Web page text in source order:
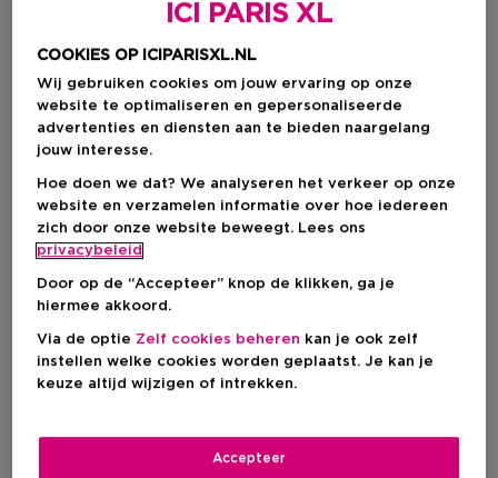
Levering aan huis
Op voorraad -
Ophalen in een winkel
Ophalen in een winkel nabij jou.
Selecteer een winkel
Korte beschrijving
Ingrediënt Vitamine B Vitamine E
ICI PARIS XL
COOKIES OP ICIPARISXL.NL
Wij gebruiken cookies om jouw ervaring op onze
website te optimaliseren en gepersonaliseerde
advertenties en diensten aan te bieden naargelang
jouw interesse.
Hoe doen we dat? We analyseren het verkeer op onze
website en verzamelen informatie over hoe iedereen
zich door onze website beweegt. Lees ons
privacybeleid
Door op de “Accepteer” knop de klikken, ga je
hiermee akkoord.
Via de optie Zelf cookies beheren kan je ook zelf
instellen welke cookies worden geplaatst. Je kan je
keuze altijd wijzigen of intrekken.
Accepteer